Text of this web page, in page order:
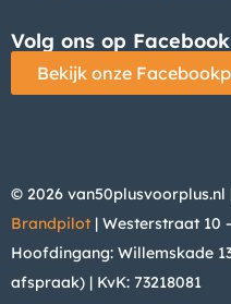
Volg ons op Facebook
Bekijk onze
© 2026 van50plusvoorplus.nl
Brandpilot | Westerstraat 10
Hoofdingang: Willemskade
afspraak) | KvK: 73218081